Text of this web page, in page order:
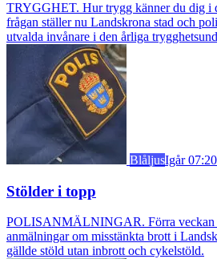
TRYGGHET. Hur trygg känner du dig i
frågan ställer nu Landskrona stad och
utvalda invånare i den årliga
BlåljusIgår 07:20
Stölder i topp
POLISANMÄLNINGAR. Förra veckan
anmälningar om misstänkta brott i
gällde stöld utan inbrott och cykelstöld.